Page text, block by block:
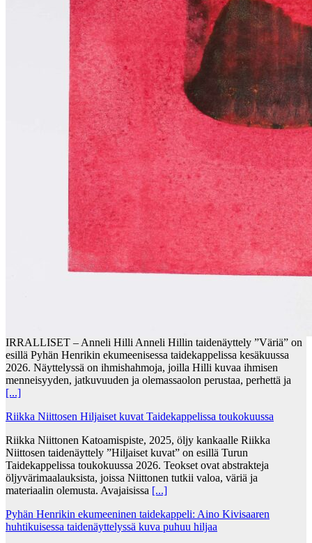
IRRALLISET – Anneli Hilli Anneli Hillin taidenäyttely ”Väriä” on
esillä Pyhän Henrikin ekumeenisessa taidekappelissa kesäkuussa
2026. Näyttelyssä on ihmishahmoja, joilla Hilli kuvaa ihmisen
menneisyyden, jatkuvuuden ja olemassaolon perustaa, perhettä ja
[...]
Riikka Niittosen Hiljaiset kuvat Taidekappelissa toukokuussa
Riikka Niittonen Katoamispiste, 2025, öljy kankaalle Riikka
Niittosen taidenäyttely ”Hiljaiset kuvat” on esillä Turun
Taidekappelissa toukokuussa 2026. Teokset ovat abstrakteja
öljyvärimaalauksista, joissa Niittonen tutkii valoa, väriä ja
materiaalin olemusta. Avajaisissa [...]
Pyhän Henrikin ekumeeninen taidekappeli: Aino Kivisaaren
huhtikuisessa taidenäyttelyssä kuva puhuu hiljaa